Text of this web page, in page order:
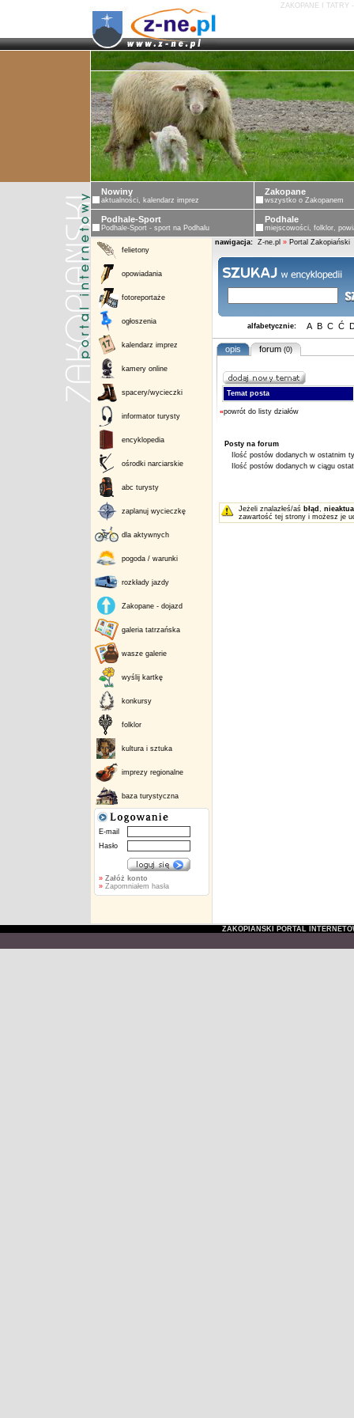
ZAKOPANE I TATRY
Nowiny
aktualności, kalendarz imprez
Zakopane
wszystko o Zakopanem
Podhale-Sport
Podhale-Sport - sport na Podhalu
Podhale
miejscowości, folklor,
felietony
opowiadania
fotoreportaże
ogłoszenia
kalendarz imprez
kamery online
spacery/wycieczki
informator turysty
encyklopedia
ośrodki narciarskie
abc turysty
zaplanuj wycieczkę
dla aktywnych
pogoda / warunki
rozkłady jazdy
Zakopane - dojazd
galeria tatrzańska
wasze galerie
wyślij kartkę
konkursy
folklor
kultura i sztuka
imprezy regionalne
baza turystyczna
E-mail
Hasło
» Załóż konto
»Zapomniałem hasła
nawigacja: Z-ne.pl » Portal Zakopiański
alfabetycznie: A B C Ć
opis forum (0)
Temat posta
«powrót do listy działów
Posty na forum
Ilość postów dodanych w ostatnim
Ilość postów dodanych w ciągu
Jeżeli znalazłeś/aś błąd ,
zawartość tej strony i możesz je
ZAKOPIAŃSKI PORTAL